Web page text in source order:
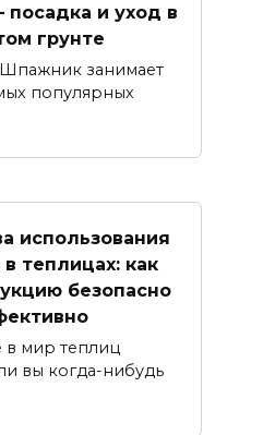
и уход в
грунте
Шпажник занимает
популярных
использования
теплицах: как
безопасно
в мир теплиц
вы когда-нибудь